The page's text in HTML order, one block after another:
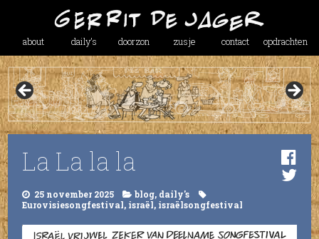
about daily’s doorzon zusje contact opdrachten
La La la la
25 november 2025 blog, daily's
Eurovisiesongfestival, israël, israëlsongfestival